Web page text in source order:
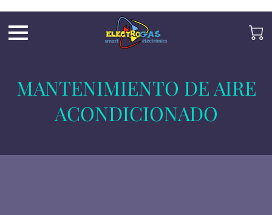
MANTENIMIENTO DE AIRE
ACONDICIONADO